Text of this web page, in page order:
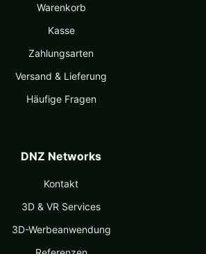
Warenkorb
Kasse
Zahlungsarten
Versand & Lieferung
Häufige Fragen
DNZ Networks
Kontakt
3D & VR Services
3D-Werbeanwendung